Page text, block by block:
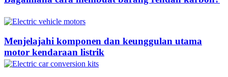
Menjelajahi komponen dan keunggulan utama
motor kendaraan listrik